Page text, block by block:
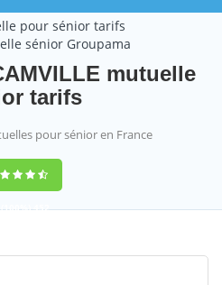
pour sénior tarifs
sénior Groupama
mutuelle
tarifs
pour sénior en France
452